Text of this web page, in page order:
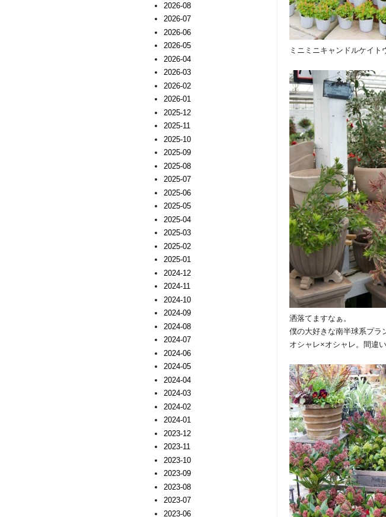
ミニミニキャンドルケイト
洒落てますなぁ。
僕の大好きな南半球系プラ
オシャレ×オシャレ。間違
2026-08
2026-07
2026-06
2026-05
2026-04
2026-03
2026-02
2026-01
2025-12
2025-11
2025-10
2025-09
2025-08
2025-07
2025-06
2025-05
2025-04
2025-03
2025-02
2025-01
2024-12
2024-11
2024-10
2024-09
2024-08
2024-07
2024-06
2024-05
2024-04
2024-03
2024-02
2024-01
2023-12
2023-11
2023-10
2023-09
2023-08
2023-07
2023-06